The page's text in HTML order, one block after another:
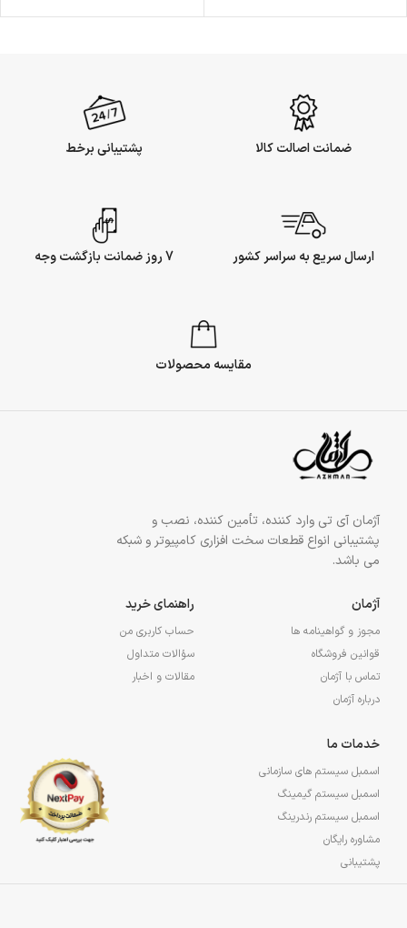
ضمانت اصالت کالا پشتیبانی برخط
ارسال سریع به سراسر کشور 7 روز ضمانت بازگشت وجه
مقایسه محصولات
آژمان آی تی وارد کننده، تأمین کننده، نصب و
پشتیبانی انواع قطعات سخت افزاری کامپیوتر و شبکه
می باشد.
آژمان
مجوز و گواهینامه ها
قوانین فروشگاه
تماس با آژمان
درباره آژمان
راهنمای خرید
حساب کاربری من
سؤالات متداول
مقالات و اخبار
خدمات ما
اسمبل سیستم های سازمانی
اسمبل سیستم گیمینگ
اسمبل سیستم رندرینگ
مشاوره رایگان
پشتیبانی